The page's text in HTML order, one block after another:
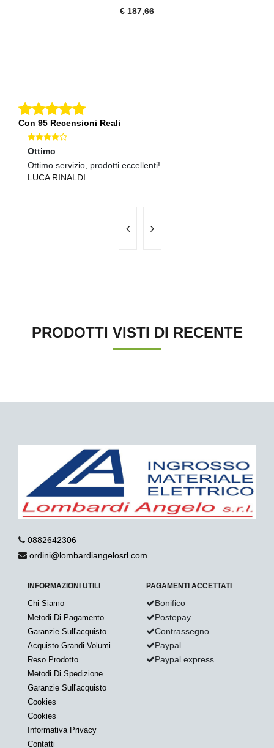
€ 187,66
Con 95 Recensioni Reali
Ottimo
Ottimo servizio, prodotti eccellenti!
LUCA RINALDI
PRODOTTI VISTI DI RECENTE
0882642306
ordini@lombardiangelosrl.com
INFORMAZIONI UTILI
Chi Siamo
Metodi Di Pagamento
Garanzie Sull'acquisto
Acquisto Grandi Volumi
Reso Prodotto
Metodi Di Spedizione
Garanzie Sull'acquisto
Cookies
Cookies
Informativa Privacy
Contatti
PAGAMENTI ACCETTATI
Bonifico
Postepay
Contrassegno
Paypal
Paypal express